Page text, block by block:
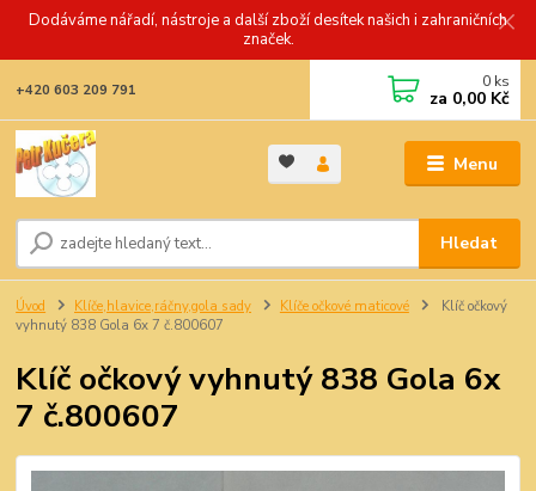
Dodáváme nářadí, nástroje a další zboží desítek našich i zahraničních
značek.
Menu
Hledat
+420 603 209 791 0 ks
za 0,00 Kč
Úvod Klíče,hlavice,ráčny,gola sady Klíče očkové maticové
Klíč očkový
vyhnutý 838 Gola 6x 7 č.800607
Klíč očkový vyhnutý 838 Gola 6x
7 č.800607